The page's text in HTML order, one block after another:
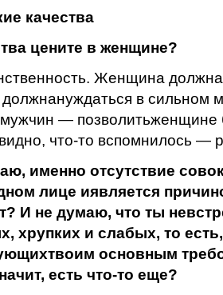
качества
цените в женщине?
Женщина
в сильном
мужчин — позволитьженщине
что-то вспомнилось —
именно отсутствие
лице иявляется
И не думаю, что ты не
хрупких и слабых, то есть,
твоим основным
есть что-то еще?